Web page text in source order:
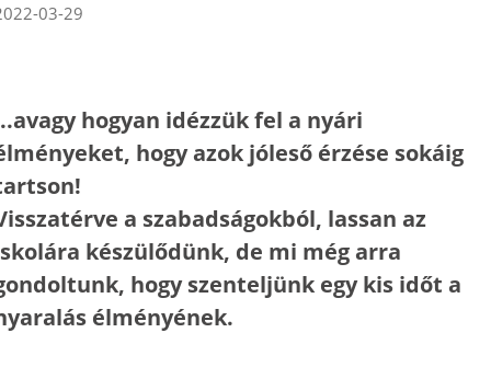
03-29
hogyan idézzük fel a nyári
hogy azok jóleső érzése sokáig
a szabadságokból, lassan az
készülődünk, de mi még arra
hogy szenteljünk egy kis időt a
élményének.